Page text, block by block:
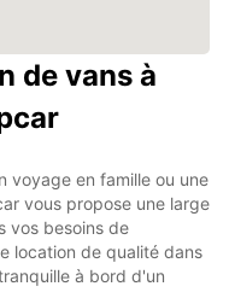
de vans à
voyage en famille ou une
vous propose une large
vos besoins de
location de qualité dans
à bord d'un